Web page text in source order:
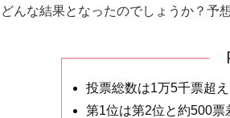
どんな結果となったのでしょうか？予
投票総数は1万5千票超え
第1位は第2位と約500票